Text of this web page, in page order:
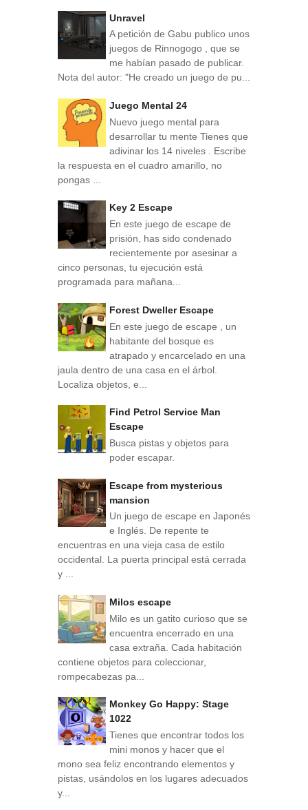
Unravel
A petición de Gabu publico unos
juegos de Rinnogogo , que se
me habían pasado de publicar.
Nota del autor: "He creado un juego de pu...
Juego Mental 24
Nuevo juego mental para
desarrollar tu mente Tienes que
adivinar los 14 niveles . Escribe
la respuesta en el cuadro amarillo, no
pongas ...
Key 2 Escape
En este juego de escape de
prisión, has sido condenado
recientemente por asesinar a
cinco personas, tu ejecución está
programada para mañana...
Forest Dweller Escape
En este juego de escape , un
habitante del bosque es
atrapado y encarcelado en una
jaula dentro de una casa en el árbol.
Localiza objetos, e...
Find Petrol Service Man
Escape
Busca pistas y objetos para
poder escapar.
Escape from mysterious
mansion
Un juego de escape en Japonés
e Inglés. De repente te
encuentras en una vieja casa de estilo
occidental. La puerta principal está cerrada
y ...
Milos escape
Milo es un gatito curioso que se
encuentra encerrado en una
casa extraña. Cada habitación
contiene objetos para coleccionar,
rompecabezas pa...
Monkey Go Happy: Stage
1022
Tienes que encontrar todos los
mini monos y hacer que el
mono sea feliz encontrando elementos y
pistas, usándolos en los lugares adecuados
y...